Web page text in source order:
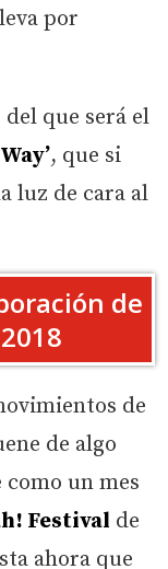
por
que será el
, que si
luz de cara al
de
de
de algo
un mes
Festival de
ahora que